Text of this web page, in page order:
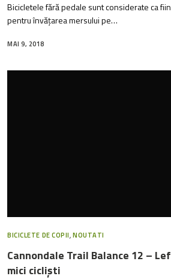
Bicicletele fără pedale sunt considerate ca
pentru învățarea mersului pe…
MAI 9, 2018
BICICLETE DE COPII,NOUTATI
Cannondale Trail Balance 12 –
mici cicliști